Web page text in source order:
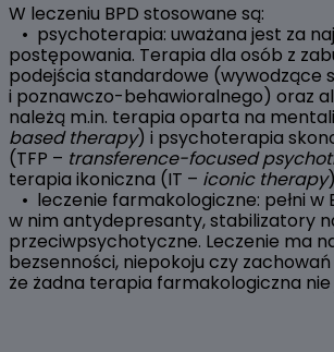
W leczeniu BPD stosowane są:
• psychoterapia: uważana jest za
postępowania. Terapia dla osób z
podejścia standardowe (wywodzące
i poznawczo-behawioralnego) oraz
należą m.in. terapia oparta na
based therapy) i psychoterapia
(TFP – transference-focused
terapia ikoniczna (IT – iconic therapy
• leczenie farmakologiczne: pełni w
w nim antydepresanty, stabilizatory
przeciwpsychotyczne. Leczenie ma
bezsenności, niepokoju czy
że żadna terapia farmakologiczna nie